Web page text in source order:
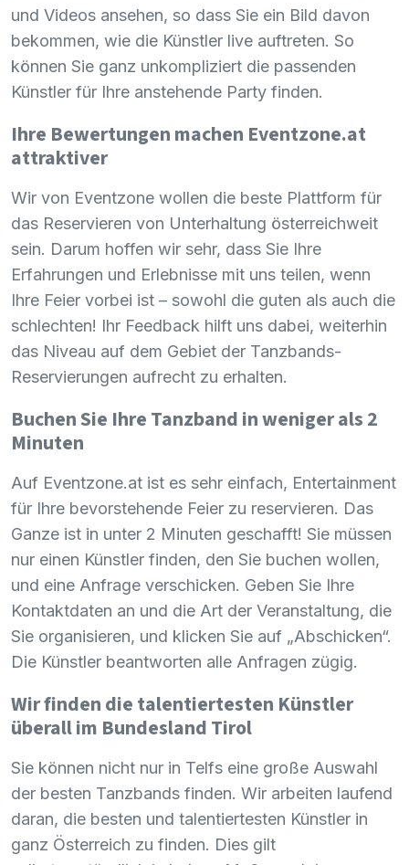
und Videos ansehen, so dass Sie ein Bild davon
bekommen, wie die Künstler live auftreten. So
können Sie ganz unkompliziert die passenden
Künstler für Ihre anstehende Party finden.
Ihre Bewertungen machen Eventzone.at
attraktiver
Wir von Eventzone wollen die beste Plattform für
das Reservieren von Unterhaltung österreichweit
sein. Darum hoffen wir sehr, dass Sie Ihre
Erfahrungen und Erlebnisse mit uns teilen, wenn
Ihre Feier vorbei ist – sowohl die guten als auch die
schlechten! Ihr Feedback hilft uns dabei, weiterhin
das Niveau auf dem Gebiet der Tanzbands-
Reservierungen aufrecht zu erhalten.
Buchen Sie Ihre Tanzband in weniger als 2
Minuten
Auf Eventzone.at ist es sehr einfach, Entertainment
für Ihre bevorstehende Feier zu reservieren. Das
Ganze ist in unter 2 Minuten geschafft! Sie müssen
nur einen Künstler finden, den Sie buchen wollen,
und eine Anfrage verschicken. Geben Sie Ihre
Kontaktdaten an und die Art der Veranstaltung, die
Sie organisieren, und klicken Sie auf „Abschicken“.
Die Künstler beantworten alle Anfragen zügig.
Wir finden die talentiertesten Künstler
überall im Bundesland Tirol
Sie können nicht nur in Telfs eine große Auswahl
der besten Tanzbands finden. Wir arbeiten laufend
daran, die besten und talentiertesten Künstler in
ganz Österreich zu finden. Dies gilt